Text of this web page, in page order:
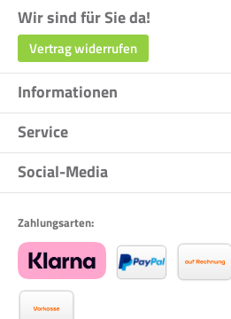
Wir sind für Sie da!
Vertrag widerrufen
Informationen
Service
Social-Media
Zahlungsarten: